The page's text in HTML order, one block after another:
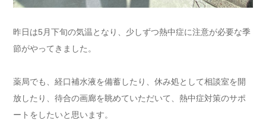
昨日は5月下旬の気温となり、少しずつ熱中症に注意が必要な季
節がやってきました。
薬局でも、経口補水液を備蓄したり、休み処として相談室を開
放したり、待合の画廊を眺めていただいて、熱中症対策のサポ
ートをしたいと思います。